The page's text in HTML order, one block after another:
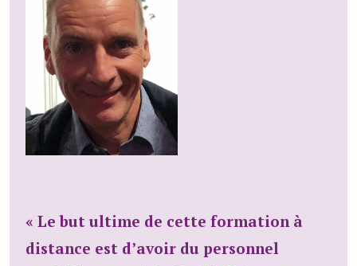
« Le but ultime de cette formation à
distance est d’avoir du personnel